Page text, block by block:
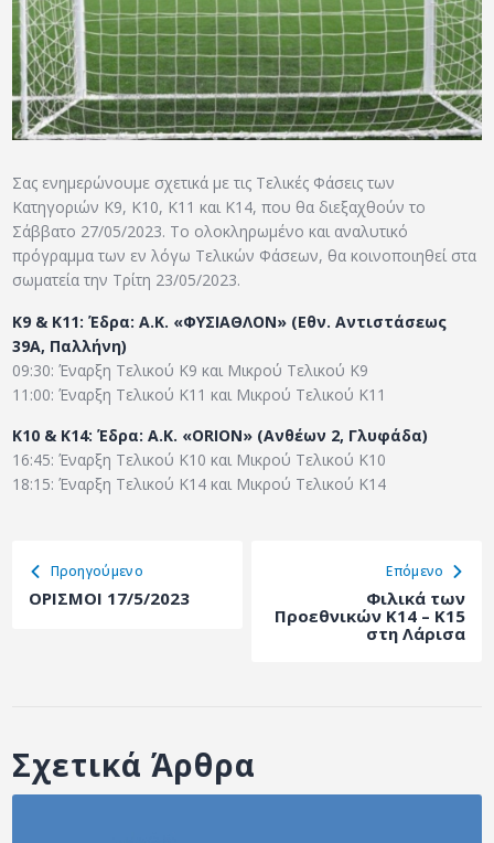
ΑΡΧΕΙΟ
ΕΠΙΚΟΙΝΩΝΙΑ
Σας ενημερώνουμε σχετικά με τις Τελικές Φάσεις των
Κατηγοριών Κ9, Κ10, Κ11 και Κ14, που θα διεξαχθούν το
Σάββατο 27/05/2023. Το ολοκληρωμένο και αναλυτικό
πρόγραμμα των εν λόγω Τελικών Φάσεων, θα κοινοποιηθεί στα
σωματεία την Τρίτη 23/05/2023.
Κ9 & Κ11: Έδρα: Α.Κ. «ΦΥΣΙΑΘΛΟΝ» (Εθν. Αντιστάσεως
39Α, Παλλήνη)
09:30: Έναρξη Τελικού Κ9 και Μικρού Τελικού Κ9
11:00: Έναρξη Τελικού Κ11 και Μικρού Τελικού Κ11
Κ10 & Κ14: Έδρα: Α.Κ. «ORION» (Ανθέων 2, Γλυφάδα)
16:45: Έναρξη Τελικού Κ10 και Μικρού Τελικού Κ10
18:15: Έναρξη Τελικού Κ14 και Μικρού Τελικού Κ14
Προηγούμενο
ΟΡΙΣΜΟΙ 17/5/2023
Eπόμενο
Φιλικά των
Προεθνικών Κ14 – Κ15
στη Λάρισα
Σχετικά Άρθρα